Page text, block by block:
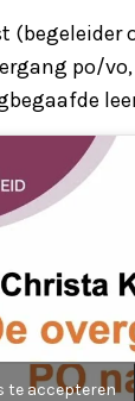
po/vo,
te accepteren